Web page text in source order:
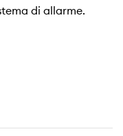
di allarme.